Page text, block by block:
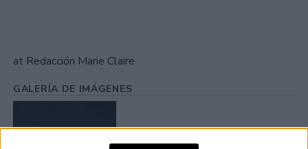
at Redacción Marie Claire
GALERÍA DE IMÁGENES